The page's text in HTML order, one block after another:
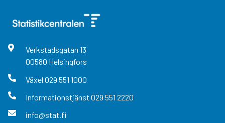
Verkstadsgatan 13
00580 Helsingfors
Växel 029 551 1000
Informationstjänst 029 551 2220
info@stat.fi